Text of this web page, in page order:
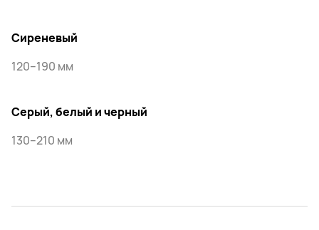
Сиреневый
120–190 мм
Серый, белый и черный
130–210 мм